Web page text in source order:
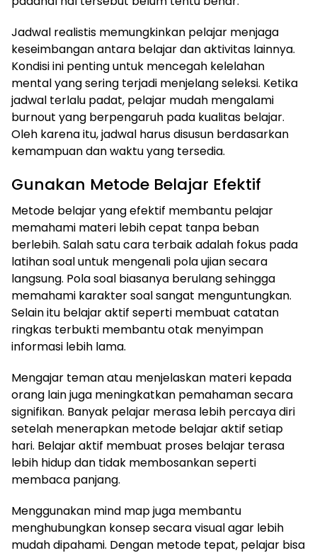
Jadwal realistis memungkinkan pelajar menjaga
keseimbangan antara belajar dan aktivitas lainnya.
Kondisi ini penting untuk mencegah kelelahan
mental yang sering terjadi menjelang seleksi. Ketika
jadwal terlalu padat, pelajar mudah mengalami
burnout yang berpengaruh pada kualitas belajar.
Oleh karena itu, jadwal harus disusun berdasarkan
kemampuan dan waktu yang tersedia.
Gunakan Metode Belajar Efektif
Metode belajar yang efektif membantu pelajar
memahami materi lebih cepat tanpa beban
berlebih. Salah satu cara terbaik adalah fokus pada
latihan soal untuk mengenali pola ujian secara
langsung. Pola soal biasanya berulang sehingga
memahami karakter soal sangat menguntungkan.
Selain itu belajar aktif seperti membuat catatan
ringkas terbukti membantu otak menyimpan
informasi lebih lama.
Mengajar teman atau menjelaskan materi kepada
orang lain juga meningkatkan pemahaman secara
signifikan. Banyak pelajar merasa lebih percaya diri
setelah menerapkan metode belajar aktif setiap
hari. Belajar aktif membuat proses belajar terasa
lebih hidup dan tidak membosankan seperti
membaca panjang.
Menggunakan mind map juga membantu
menghubungkan konsep secara visual agar lebih
mudah dipahami. Dengan metode tepat, pelajar bisa